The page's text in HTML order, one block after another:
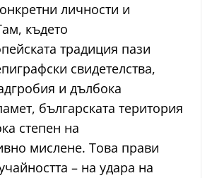
личности и
където
традиция пази
свидетелства,
и дълбока
българската територия
степен на
мислене. Това прави
– на удара на